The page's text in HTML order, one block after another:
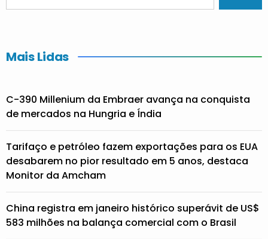
Mais Lidas
C-390 Millenium da Embraer avança na conquista
de mercados na Hungria e Índia
Tarifaço e petróleo fazem exportações para os EUA
desabarem no pior resultado em 5 anos, destaca
Monitor da Amcham
China registra em janeiro histórico superávit de US$
583 milhões na balança comercial com o Brasil